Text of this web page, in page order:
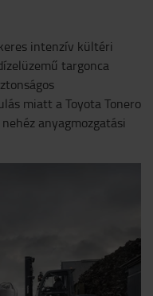
intenzív kültéri
targonca
miatt a Toyota Tonero
anyagmozgatási